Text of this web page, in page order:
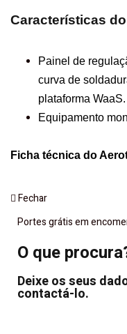
Características
Painel de
curva de
plataforma WaaS.
Equipamento
Ficha técnica do
Fechar
Portes grátis em
O que
Deixe os seus
contactá-lo.